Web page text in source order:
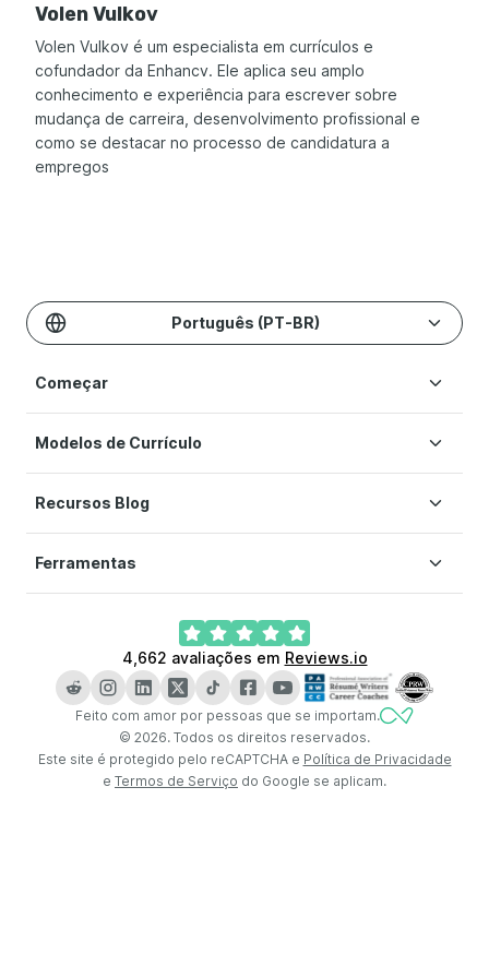
Volen Vulkov
Volen Vulkov é um especialista em currículos e
cofundador da Enhancv. Ele aplica seu amplo
conhecimento e experiência para escrever sobre
mudança de carreira, desenvolvimento profissional e
como se destacar no processo de candidatura a
empregos
Português (PT-BR)
Começar
Criar Currículo
Preços
Ajuda
Modelos de Currículo
Modelos de Currículo
Modelo Currículo Simples
Modelo Currículo Criativo
Modelo Currículo PDF Grátis
Recursos Blog
Como fazer um currículo
Habilidades para colocar no currículo
O que colocar no currículo
Resumo profissional
Tipos de currículo
Ferramentas
Gerador de Cartas de Apresentação
Construtor de Currículos do LinkedIn
Verificador de CV
4,662 avaliações em Reviews.io
Feito com amor por pessoas que se importam.
© 2026. Todos os direitos reservados.
Este site é protegido pelo reCAPTCHA e Política de Privacidade
e Termos de Serviço do Google se aplicam.